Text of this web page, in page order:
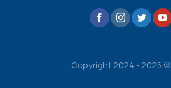
Copyright 2024 - 2025 ©